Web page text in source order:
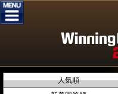
人気順